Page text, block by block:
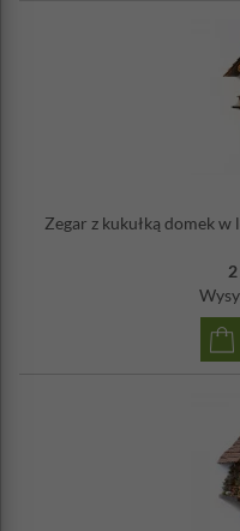
Zegar z kukułką domek